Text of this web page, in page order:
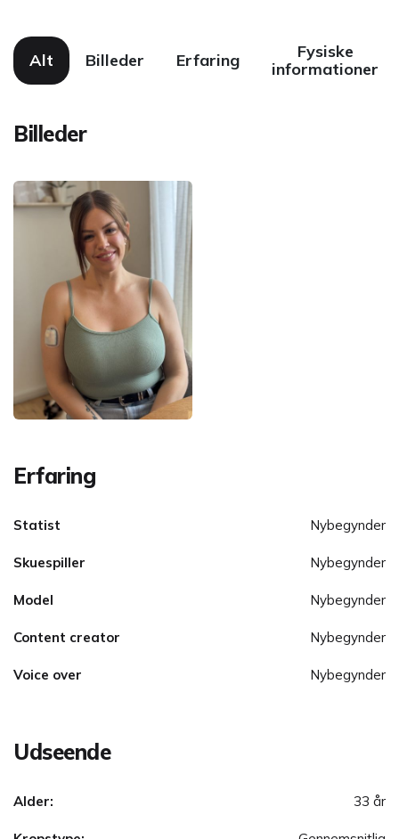
Alt Billeder Erfaring
Fysiske
informationer
Billeder
Erfaring
Statist Nybegynder
Skuespiller Nybegynder
Model Nybegynder
Content creator Nybegynder
Voice over Nybegynder
Udseende
Alder: 33 år